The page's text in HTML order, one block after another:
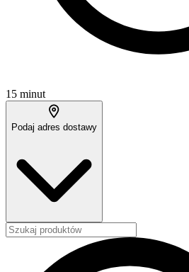
15 minut
Podaj adres dostawy